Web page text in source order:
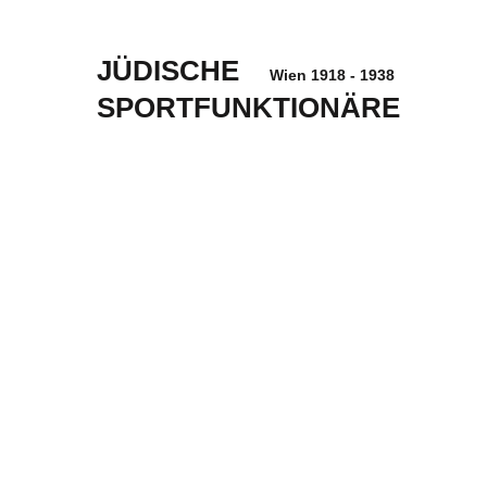
JÜDISCHE Wien 1918 - 1938
SPORTFUNKTIONÄRE